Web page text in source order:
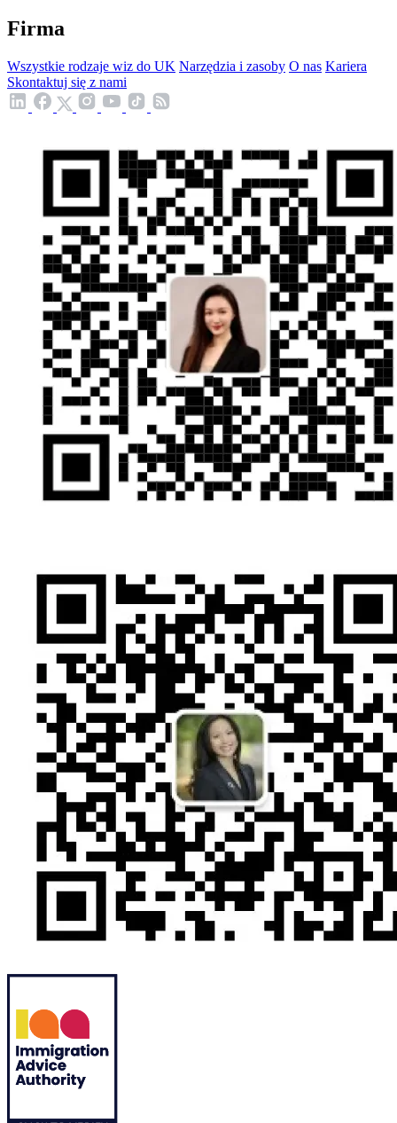
Firma
Wszystkie rodzaje wiz do UK Narzędzia i zasoby O nas Kariera
Skontaktuj się z nami